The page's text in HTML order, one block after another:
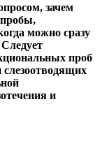
зачем
можно сразу
проб
слезоотводящих
и